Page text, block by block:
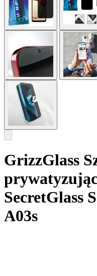
GrizzGlass
SecretGlass
A03s